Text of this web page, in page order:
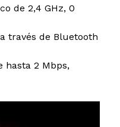
de 2,4 GHz, 0
través de Bluetooth
hasta 2 Mbps,